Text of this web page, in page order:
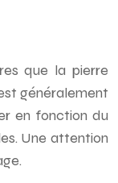
que la pierre
généralement
en fonction du
Une attention